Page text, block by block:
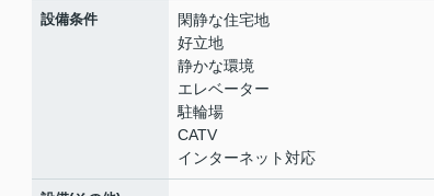
設備条件
閑静な住宅地
好立地
静かな環境
エレベーター
駐輪場
CATV
インターネット対応